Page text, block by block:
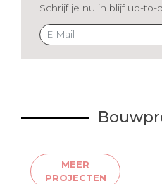
Schrijf je nu in blijf up-to-
MEER
PROJECTEN